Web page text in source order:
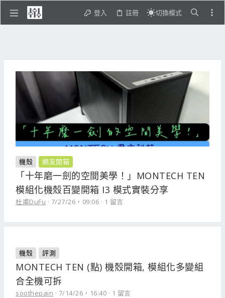
登入 註冊 切換模式
機殼 網友開箱
「十年磨一劍的空間美學！」MONTECH TEN
模組化機殼百變開箱 I3 模式實裝分享
杜甫DuFu 7/27/26，09:06 1 留言
機殼 評測
MONTECH TEN (點) 機殼開箱, 模組化多變組
合全機可拆
soothepain 7/14/26，16:40 1 留言